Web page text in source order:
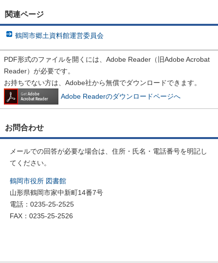
関連ページ
鶴岡市郷土資料館運営委員会
PDF形式のファイルを開くには、Adobe Reader（旧Adobe Acrobat
Reader）が必要です。
お持ちでない方は、Adobe社から無償でダウンロードできます。
Adobe Readerのダウンロードページへ
お問合わせ
メールでの回答が必要な場合は、住所・氏名・電話番号を明記し
てください。
鶴岡市役所 図書館
山形県鶴岡市家中新町14番7号
電話：0235-25-2525
FAX：0235-25-2526